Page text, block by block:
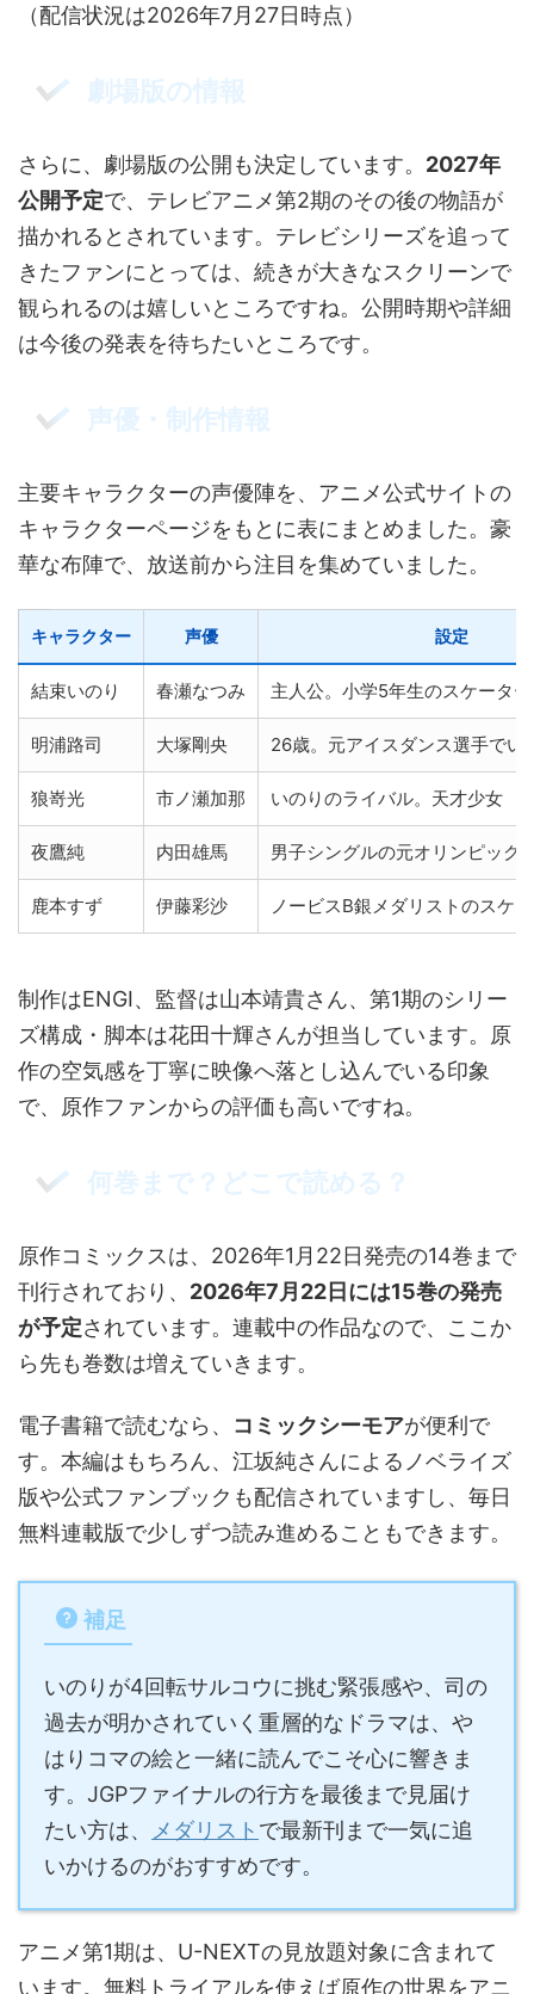
（配信状況は2026年7月27日時点）
劇場版の情報
さらに、劇場版の公開も決定しています。 2027年
公開予定で、テレビアニメ第2期のその後の物語が
描かれるとされています。テレビシリーズを追って
きたファンにとっては、続きが大きなスクリーンで
観られるのは嬉しいところですね。公開時期や詳細
は今後の発表を待ちたいところです。
声優・制作情報
主要キャラクターの声優陣を、アニメ公式サイトの
キャラクターページをもとに表にまとめました。豪
華な布陣で、放送前から注目を集めていました。
キャラクター 声優 設定
結束いのり 春瀬なつみ 主人公。小学5年生のスケーター
明浦路司 大塚剛央 26歳。元アイスダンス選手でい
狼嵜光 市ノ瀬加那 いのりのライバル。天才少女
夜鷹純 内田雄馬 男子シングルの元オリンピック
鹿本すず 伊藤彩沙 ノービスB銀メダリストのスケ
制作はENGI、監督は山本靖貴さん、第1期のシリー
ズ構成・脚本は花田十輝さんが担当しています。原
作の空気感を丁寧に映像へ落とし込んでいる印象
で、原作ファンからの評価も高いですね。
何巻まで？どこで読める？
原作コミックスは、2026年1月22日発売の14巻まで
刊行されており、 2026年7月22日には15巻の発売
が予定されています。連載中の作品なので、ここか
ら先も巻数は増えていきます。
電子書籍で読むなら、 コミックシーモアが便利で
す。本編はもちろん、江坂純さんによるノベライズ
版や公式ファンブックも配信されていますし、毎日
無料連載版で少しずつ読み進めることもできます。
補足
いのりが4回転サルコウに挑む緊張感や、司の
過去が明かされていく重層的なドラマは、や
はりコマの絵と一緒に読んでこそ心に響きま
す。JGPファイナルの行方を最後まで見届け
たい方は、
メダリスト で最新刊まで一気に追
いかけるのがおすすめです。
アニメ第1期は、U-NEXTの見放題対象に含まれて
います。無料トライアルを使えば原作の世界をアニ